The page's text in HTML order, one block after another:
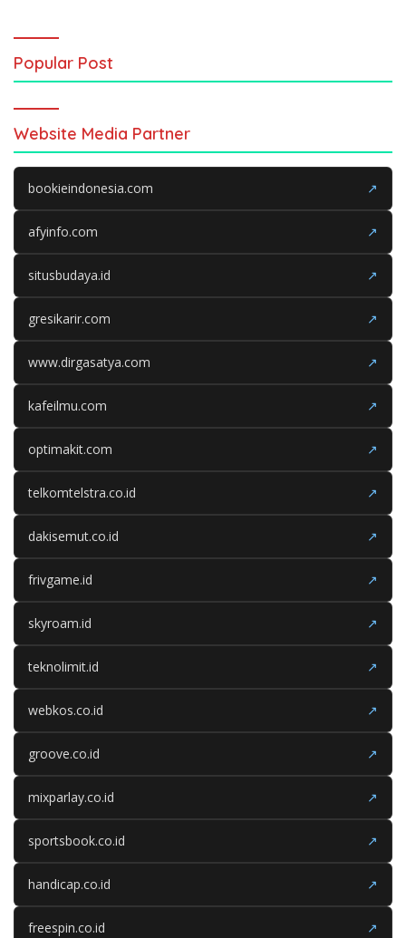
Popular Post
Website Media Partner
bookieindonesia.com ↗
afyinfo.com ↗
situsbudaya.id ↗
gresikarir.com ↗
www.dirgasatya.com ↗
kafeilmu.com ↗
optimakit.com ↗
telkomtelstra.co.id ↗
dakisemut.co.id ↗
frivgame.id ↗
skyroam.id ↗
teknolimit.id ↗
webkos.co.id ↗
groove.co.id ↗
mixparlay.co.id ↗
sportsbook.co.id ↗
handicap.co.id ↗
freespin.co.id ↗